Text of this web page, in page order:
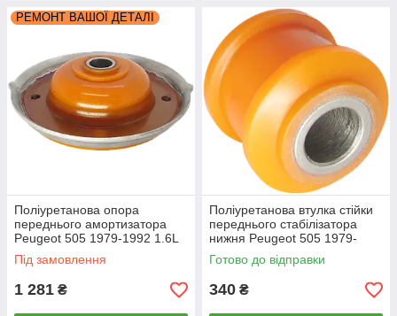
РЕМОНТ ВАШОЇ ДЕТАЛІ
Поліуретанова опора
переднього амортизатора
Peugeot 505 1979-1992 1.6L
кругла РЕКОНСТРУКЦІЯ
ВАШОЇ
Під замовлення
1 281 ₴
Поліуретанова втулка стійки
переднього стабілізатора
нижня Peugeot 505 1979-
1992
Готово до відправки
340 ₴